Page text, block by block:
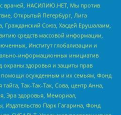
врачей, НАСИЛИЮ.НЕТ, Мы против
Открытый Петербург, Лига
Гражданский Союз, Хасдей Ерушалаим,
средств массовой информации,
Институт глобализации и
информационных инициатив
охраны здоровья и защиты прав
помощи осужденным и их семьям, Фонд
Так-Так-Так, Сова, центр Анна,
Эра здоровья, Мемориал,
Парк Гагарина, Фонд